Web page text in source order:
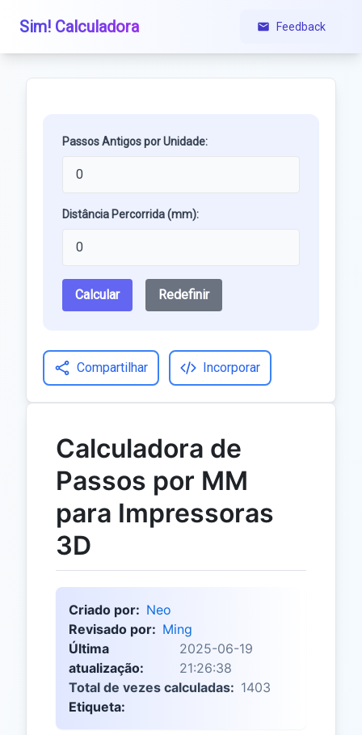
Sim! Calculadora Feedback
Passos Antigos por Unidade:
Distância Percorrida (mm):
Calcular Redefinir
Compartilhar Incorporar
Calculadora de
Passos por MM
para Impressoras
3D
Criado por: Neo
Revisado por: Ming
Última
atualização:
2025-06-19
21:26:38
Total de vezes calculadas: 1403
Etiqueta: